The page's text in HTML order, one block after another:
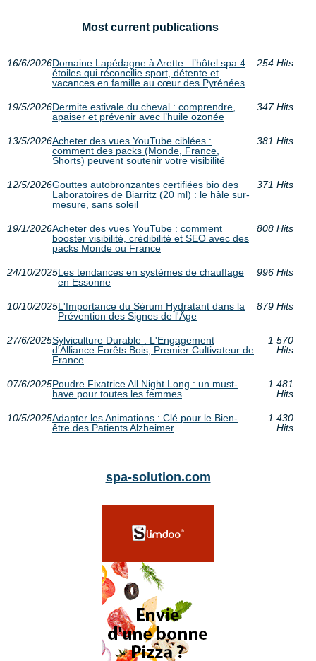
Most current publications
16/6/2026Domaine Lapédagne à Arette : l’hôtel spa 4
étoiles qui réconcilie sport, détente et
vacances en famille au cœur des Pyrénées
254 Hits
19/5/2026Dermite estivale du cheval : comprendre,
apaiser et prévenir avec l’huile ozonée
347 Hits
13/5/2026Acheter des vues YouTube ciblées :
comment des packs (Monde, France,
Shorts) peuvent soutenir votre visibilité
381 Hits
12/5/2026Gouttes autobronzantes certifiées bio des
Laboratoires de Biarritz (20 ml) : le hâle sur-
mesure, sans soleil
371 Hits
19/1/2026Acheter des vues YouTube : comment
booster visibilité, crédibilité et SEO avec des
packs Monde ou France
808 Hits
24/10/2025Les tendances en systèmes de chauffage
en Essonne
996 Hits
10/10/2025L'Importance du Sérum Hydratant dans la
Prévention des Signes de l'Âge
879 Hits
27/6/2025Sylviculture Durable : L'Engagement
d'Alliance Forêts Bois, Premier Cultivateur de
France
1 570
Hits
07/6/2025Poudre Fixatrice All Night Long : un must-
have pour toutes les femmes
1 481
Hits
10/5/2025Adapter les Animations : Clé pour le Bien-
être des Patients Alzheimer
1 430
Hits
spa-solution.com